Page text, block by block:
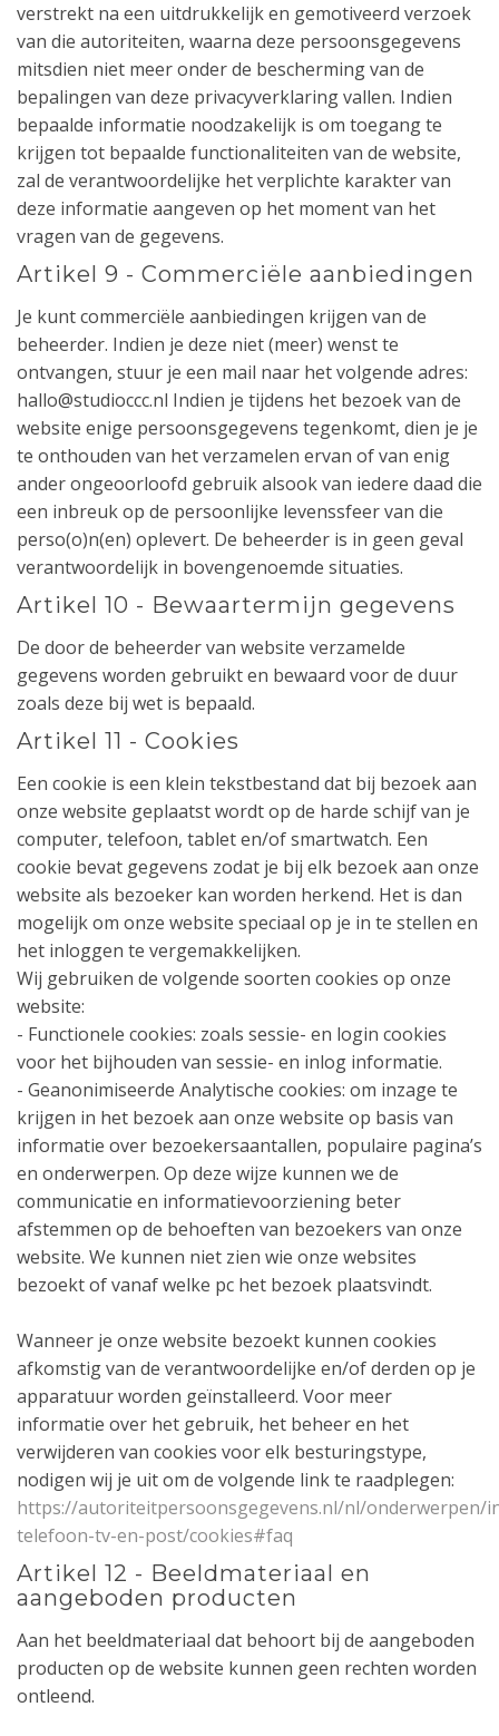
verstrekt na een uitdrukkelijk en gemotiveerd verzoek
van die autoriteiten, waarna deze persoonsgegevens
mitsdien niet meer onder de bescherming van de
bepalingen van deze privacyverklaring vallen. Indien
bepaalde informatie noodzakelijk is om toegang te
krijgen tot bepaalde functionaliteiten van de website,
zal de verantwoordelijke het verplichte karakter van
deze informatie aangeven op het moment van het
vragen van de gegevens.
Artikel 9 - Commerciële aanbiedingen
Je kunt commerciële aanbiedingen krijgen van de
beheerder. Indien je deze niet (meer) wenst te
ontvangen, stuur je een mail naar het volgende adres:
hallo@studioccc.nl Indien je tijdens het bezoek van de
website enige persoonsgegevens tegenkomt, dien je je
te onthouden van het verzamelen ervan of van enig
ander ongeoorloofd gebruik alsook van iedere daad die
een inbreuk op de persoonlijke levenssfeer van die
perso(o)n(en) oplevert. De beheerder is in geen geval
verantwoordelijk in bovengenoemde situaties.
Artikel 10 - Bewaartermijn gegevens
De door de beheerder van website verzamelde
gegevens worden gebruikt en bewaard voor de duur
zoals deze bij wet is bepaald.
Artikel 11 - Cookies
Een cookie is een klein tekstbestand dat bij bezoek aan
onze website geplaatst wordt op de harde schijf van je
computer, telefoon, tablet en/of smartwatch. Een
cookie bevat gegevens zodat je bij elk bezoek aan onze
website als bezoeker kan worden herkend. Het is dan
mogelijk om onze website speciaal op je in te stellen en
het inloggen te vergemakkelijken.
Wij gebruiken de volgende soorten cookies op onze
website:
- Functionele cookies: zoals sessie- en login cookies
voor het bijhouden van sessie- en inlog informatie.
- Geanonimiseerde Analytische cookies: om inzage te
krijgen in het bezoek aan onze website op basis van
informatie over bezoekersaantallen, populaire pagina’s
en onderwerpen. Op deze wijze kunnen we de
communicatie en informatievoorziening beter
afstemmen op de behoeften van bezoekers van onze
website. We kunnen niet zien wie onze websites
bezoekt of vanaf welke pc het bezoek plaatsvindt.
Wanneer je onze website bezoekt kunnen cookies
afkomstig van de verantwoordelijke en/of derden op je
apparatuur worden geïnstalleerd. Voor meer
informatie over het gebruik, het beheer en het
verwijderen van cookies voor elk besturingstype,
nodigen wij je uit om de volgende link te raadplegen:
https://autoriteitpersoonsgegevens.nl/nl/onderwerpen/
telefoon-tv-en-post/cookies#faq
Artikel 12 - Beeldmateriaal en
aangeboden producten
Aan het beeldmateriaal dat behoort bij de aangeboden
producten op de website kunnen geen rechten worden
ontleend.